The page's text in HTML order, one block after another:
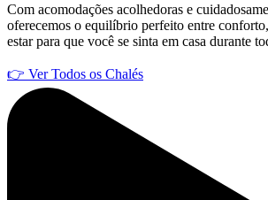
Com acomodações acolhedoras e
oferecemos o equilíbrio perfeito entre
estar para que você se sinta em casa durante
👉 Ver Todos os Chalés